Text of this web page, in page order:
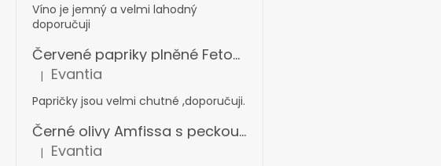
Víno je jemný a velmi lahodný
doporučuji
Červené papriky plněné Fetou v oleji s bylinkami 360 g
Hodnocení produktu je 5 z 5 hvězdiček.
| Evantia
Papričky jsou velmi chutné ,doporučuji.
Černé olivy Amfissa s peckou mamouth 4,4 kg
Hodnocení produktu je 5 z 5 hvězdiček.
| Evantia